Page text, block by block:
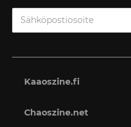
Kaaoszine.fi
Chaoszine.net